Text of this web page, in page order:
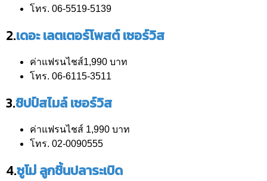
โทร. 06-5519-5139
2.เดอะ เลตเตอร์โพสต์ เซอร์วิส
ค่าแฟรนไชส์1,990 บาท
โทร. 06-6115-3511
3.ชิปป์สไมล์ เซอร์วิส
ค่าแฟรนไชส์ 1,990 บาท
โทร. 02-0090555
4.ซูโม่ ลูกชิ้นปลาระเบิด